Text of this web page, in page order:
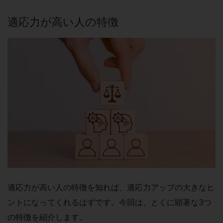
適応力が高い人の特徴
適応力が高い人の特徴を知れば、適応力アップの大きなヒ
ントになってくれるはずです。今回は、とくに顕著な3つ
の特徴を紹介します。